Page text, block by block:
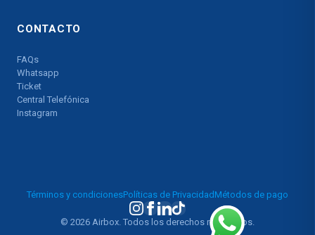
CONTACTO
FAQs
Whatsapp
Ticket
Central Telefónica
Instagram
© 2026 Airbox. Todos los derechos reservados.
Términos y condicionesPolíticas de Privacidad Métodos de pago